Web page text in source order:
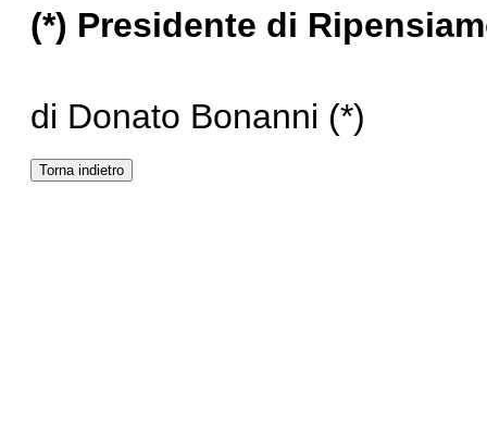
(*) Presidente di
di Donato Bonanni (*)